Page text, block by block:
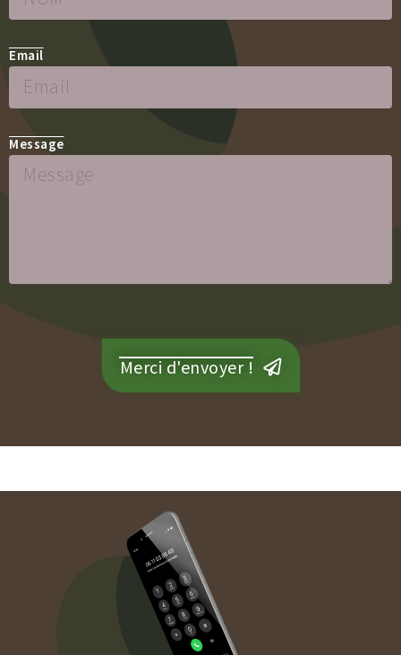
Email
Message
Merci d'envoyer !